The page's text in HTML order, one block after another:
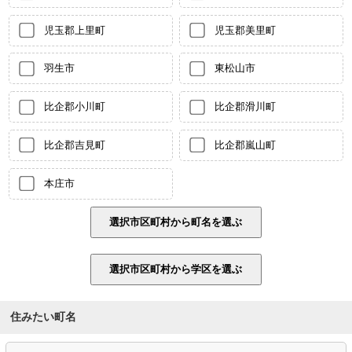
児玉郡上里町 児玉郡美里町
羽生市 東松山市
比企郡小川町 比企郡滑川町
比企郡吉見町 比企郡嵐山町
本庄市
住みたい町名